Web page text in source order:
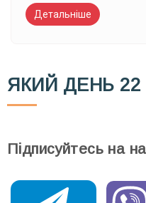
Детальніше
ЯКИЙ ДЕНЬ 22
Підписуйтесь на